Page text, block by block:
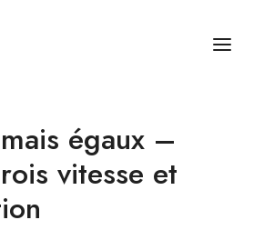
égaux –
vitesse et